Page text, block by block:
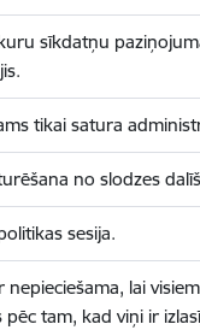
sīkdatņu
tikai satura
no slodzes
sesija.
nepieciešama, lai
tam, kad viņi ir